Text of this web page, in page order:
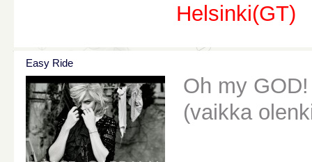
Helsinki(GT)
Easy Ride
Oh my
(vaikka